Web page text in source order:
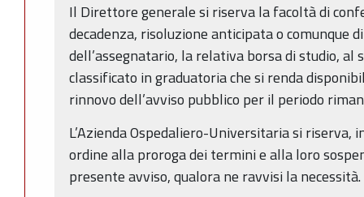
Il Direttore generale si riserva la facoltà di
decadenza, risoluzione anticipata o
dell’assegnatario, la relativa borsa di studio, al
classificato in graduatoria che si renda
rinnovo dell’avviso pubblico per il periodo
L’Azienda Ospedaliero-Universitaria si
ordine alla proroga dei termini e alla loro
presente avviso, qualora ne ravvisi la necessità.